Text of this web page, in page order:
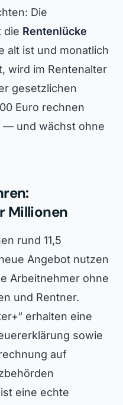
Die
die Rentenlücke
alt ist und monatlich
wird im Rentenalter
gesetzlichen
Euro rechnen
— und wächst ohne
Millionen
rund 11,5
Angebot nutzen
Arbeitnehmer ohne
und Rentner.
erhalten eine
sowie
auf
eine echte